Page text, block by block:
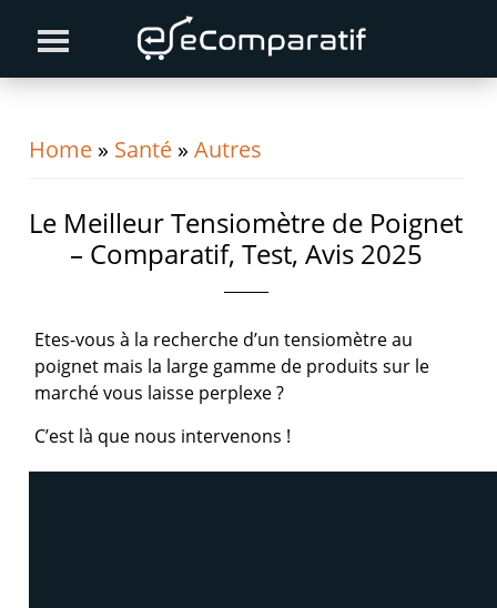
primary
content
primary
Home » Santé »Autres
Le Meilleur Tensiomètre de Poignet
– Comparatif, Test, Avis 2025
Etes-vous à la recherche d’un tensiomètre au
poignet mais la large gamme de produits sur le
marché vous laisse perplexe ?
C’est là que nous intervenons !